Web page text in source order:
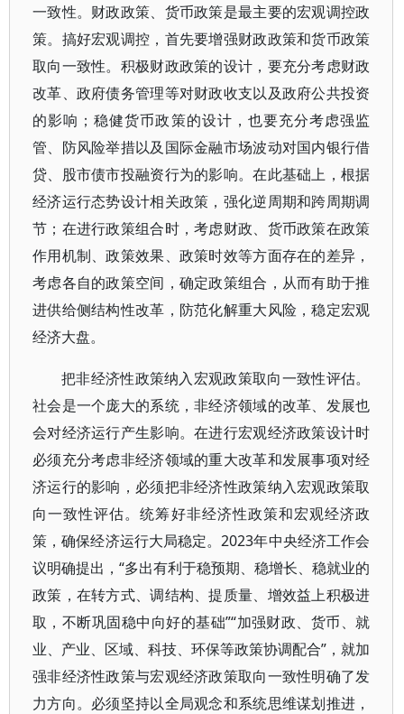
一致性。财政政策、货币政策是最主要的宏观调控政
策。搞好宏观调控，首先要增强财政政策和货币政策
取向一致性。积极财政政策的设计，要充分考虑财政
改革、政府债务管理等对财政收支以及政府公共投资
的影响；稳健货币政策的设计，也要充分考虑强监
管、防风险举措以及国际金融市场波动对国内银行借
贷、股市债市投融资行为的影响。在此基础上，根据
经济运行态势设计相关政策，强化逆周期和跨周期调
节；在进行政策组合时，考虑财政、货币政策在政策
作用机制、政策效果、政策时效等方面存在的差异，
考虑各自的政策空间，确定政策组合，从而有助于推
进供给侧结构性改革，防范化解重大风险，稳定宏观
经济大盘。
把非经济性政策纳入宏观政策取向一致性评估。
社会是一个庞大的系统，非经济领域的改革、发展也
会对经济运行产生影响。在进行宏观经济政策设计时
必须充分考虑非经济领域的重大改革和发展事项对经
济运行的影响，必须把非经济性政策纳入宏观政策取
向一致性评估。统筹好非经济性政策和宏观经济政
策，确保经济运行大局稳定。2023年中央经济工作会
议明确提出，“多出有利于稳预期、稳增长、稳就业的
政策，在转方式、调结构、提质量、增效益上积极进
取，不断巩固稳中向好的基础”“加强财政、货币、就
业、产业、区域、科技、环保等政策协调配合”，就加
强非经济性政策与宏观经济政策取向一致性明确了发
力方向。必须坚持以全局观念和系统思维谋划推进，